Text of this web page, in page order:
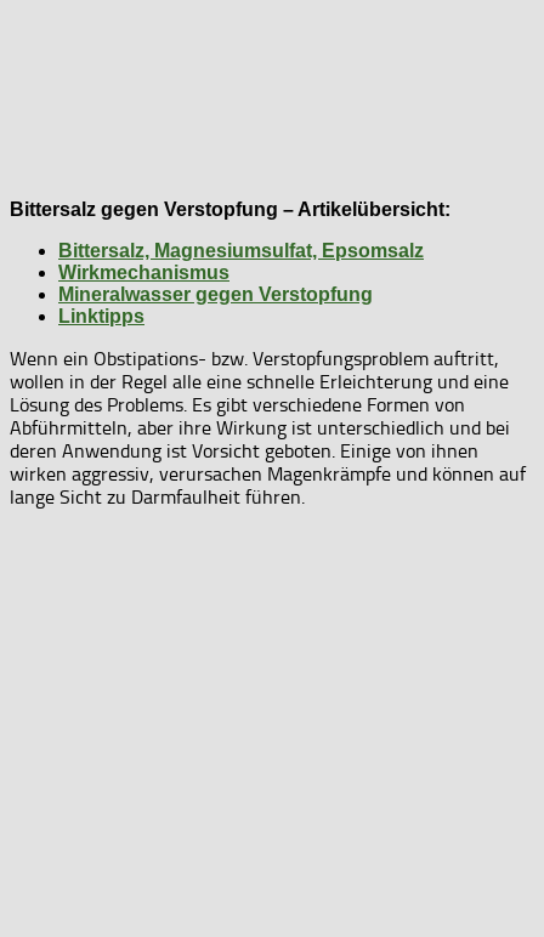
Bittersalz gegen Verstopfung – Artikelübersicht:
Bittersalz, Magnesiumsulfat, Epsomsalz
Wirkmechanismus
Mineralwasser gegen Verstopfung
Linktipps
Wenn ein Obstipations- bzw. Verstopfungsproblem auftritt,
wollen in der Regel alle eine schnelle Erleichterung und eine
Lösung des Problems. Es gibt verschiedene Formen von
Abführmitteln, aber ihre Wirkung ist unterschiedlich und bei
deren Anwendung ist Vorsicht geboten. Einige von ihnen
wirken aggressiv, verursachen Magenkrämpfe und können auf
lange Sicht zu Darmfaulheit führen.